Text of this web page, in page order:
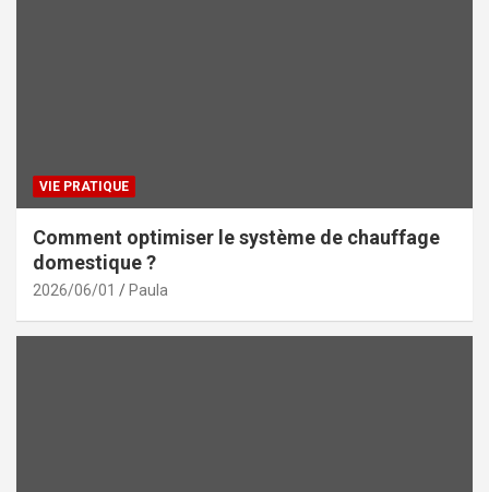
VIE PRATIQUE
Comment optimiser le système de chauffage
domestique ?
2026/06/01 Paula